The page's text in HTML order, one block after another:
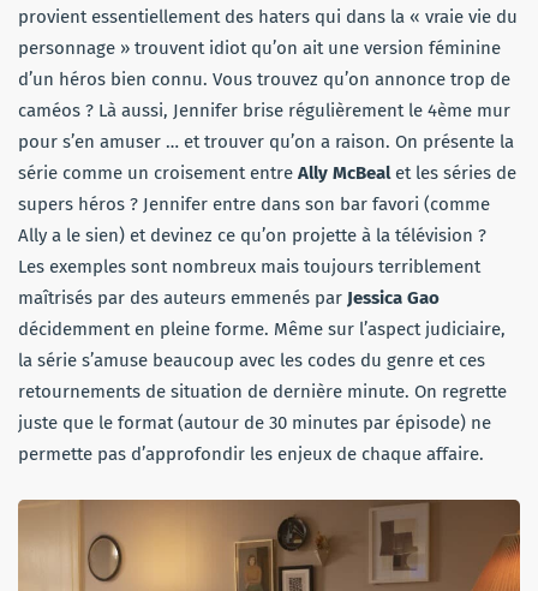
provient essentiellement des haters qui dans la « vraie vie du
personnage » trouvent idiot qu’on ait une version féminine
d’un héros bien connu. Vous trouvez qu’on annonce trop de
caméos ? Là aussi, Jennifer brise régulièrement le 4ème mur
pour s’en amuser … et trouver qu’on a raison. On présente la
série comme un croisement entre Ally McBealet les séries de
supers héros ? Jennifer entre dans son bar favori (comme
Ally a le sien) et devinez ce qu’on projette à la télévision ?
Les exemples sont nombreux mais toujours terriblement
maîtrisés par des auteurs emmenés par Jessica Gao
décidemment en pleine forme. Même sur l’aspect judiciaire,
la série s’amuse beaucoup avec les codes du genre et ces
retournements de situation de dernière minute. On regrette
juste que le format (autour de 30 minutes par épisode) ne
permette pas d’approfondir les enjeux de chaque affaire.